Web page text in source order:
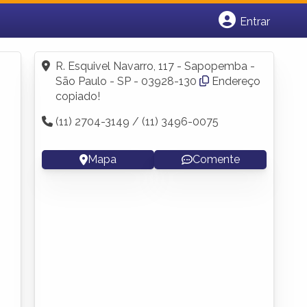
Entrar
Fazer login
Criar conta
R. Esquivel Navarro, 117 - Sapopemba -
São Paulo - SP - 03928-130
Endereço
copiado!
(11) 2704-3149 / (11) 3496-0075
Mapa Comente